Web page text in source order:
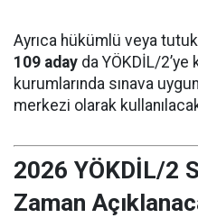
Ayrıca hükümlü veya
109 aday da YÖKDİL/2’ye
kurumlarında sınava
merkezi olarak
2026 YÖKDİL/2
Zaman